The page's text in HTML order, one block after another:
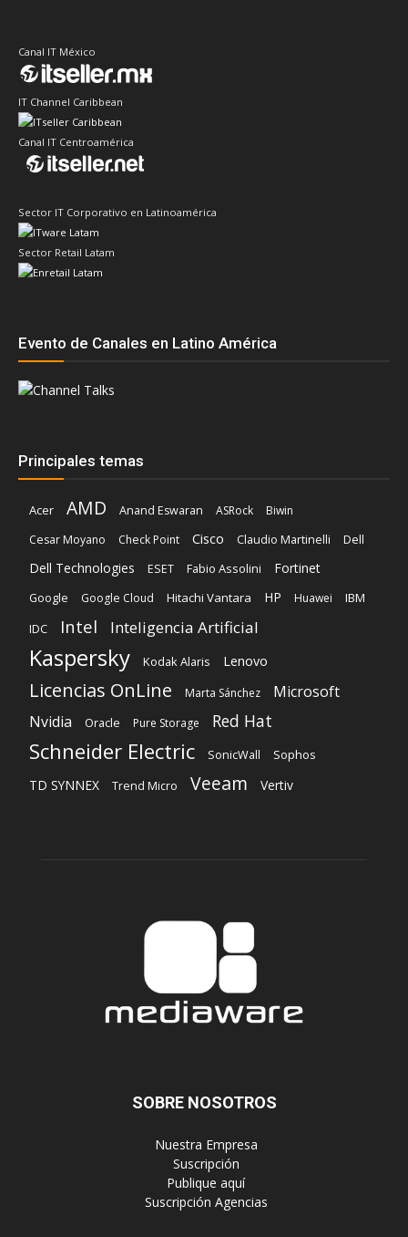
Canal IT México
IT Channel Caribbean
Canal IT Centroamérica
Sector IT Corporativo en Latinoamérica
Sector Retail Latam
Evento de Canales en Latino América
Principales temas
Acer AMD Anand Eswaran ASRock
Biwin
Cesar Moyano
Check Point Cisco Claudio Martinelli Dell
Dell Technologies ESET Fabio Assolini Fortinet
Google Google Cloud Hitachi Vantara HP Huawei IBM
IDC Intel Inteligencia Artificial
Kaspersky Kodak Alaris Lenovo
Licencias OnLine Marta Sánchez
Microsoft
Nvidia
Oracle Pure Storage Red Hat
Schneider Electric SonicWall Sophos
TD SYNNEX Trend Micro Veeam Vertiv
SOBRE NOSOTROS
‎ Nuestra Empresa
‎ Suscripción
‎ Publique aquí
‎ Suscripción Agencias